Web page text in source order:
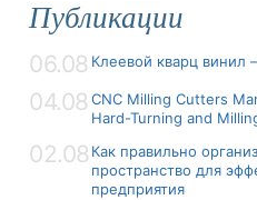
Публикации
06.08 Клеевой кварц винил
04.08 CNC Milling Cutters
Hard-Turning and
02.08 Как правильно
пространство для
предприятия